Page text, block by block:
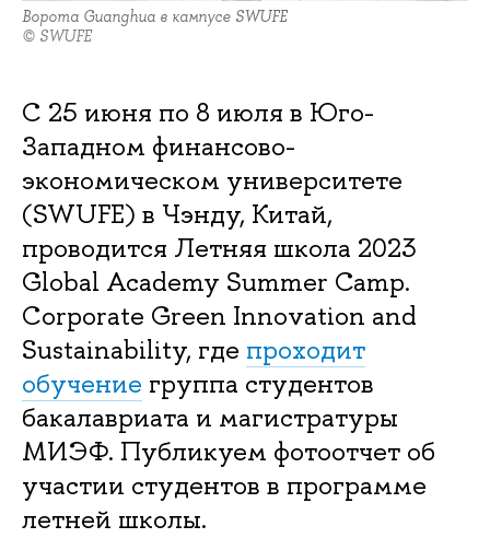
Ворота Guanghua в кампусе SWUFE
© SWUFE
С 25 июня по 8 июля в Юго-
Западном финансово-
экономическом университете
(SWUFE) в Чэнду, Китай,
проводится Летняя школа 2023
Global Academy Summer Camp.
Corporate Green Innovation and
Sustainability, где проходит
обучение группа студентов
бакалавриата и магистратуры
МИЭФ. Публикуем фотоотчет об
участии студентов в программе
летней школы.